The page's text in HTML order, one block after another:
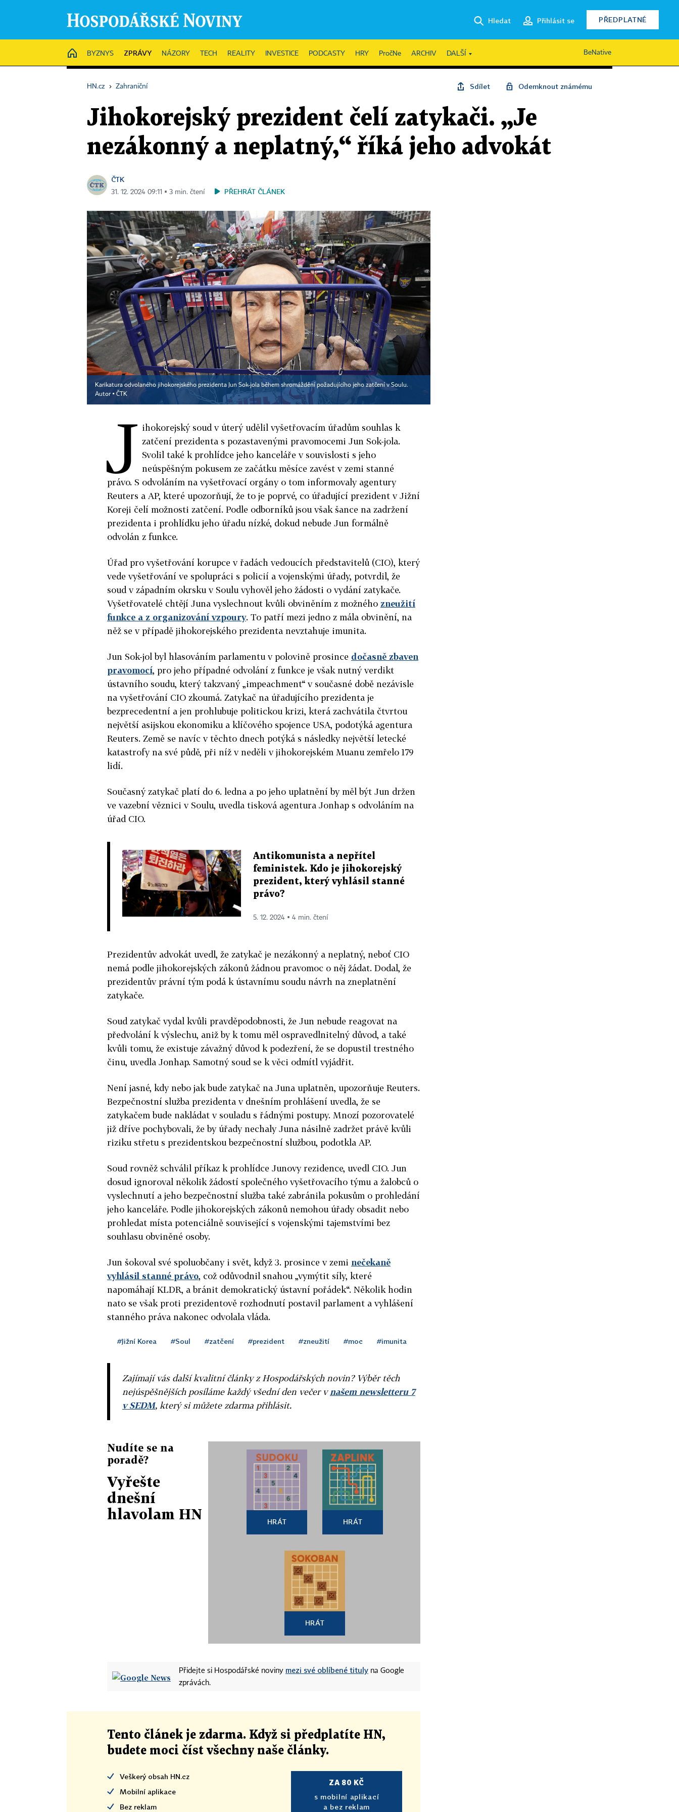
Hledat Přihlásit se PŘEDPLATNÉ
HOME
BYZNYS ZPRÁVY NÁZORY TECH REALITY INVESTICE PODCASTY HRY PročNe ARCHIV DALŠÍ BeNative
HN.cz › Zahraniční Sdílet Odemknout známému
Jihokorejský prezident čelí zatykači. „Je
nezákonný a neplatný,“ říká jeho advokát
ČTK
31. 12. 2024 09:11 ▪ 3 min. čtení PŘEHRÁT ČLÁNEK
Karikatura odvolaného jihokorejského prezidenta Jun Sok-jola během shromáždění požadujícího jeho zatčení v Soulu.
Autor ▪ ČTK
J ihokorejský soud v úterý udělil vyšetřovacím úřadům souhlas k
zatčení prezidenta s pozastavenými pravomocemi Jun Sok-jola.
Svolil také k prohlídce jeho kanceláře v souvislosti s jeho
neúspěšným pokusem ze začátku měsíce zavést v zemi stanné
právo. S odvoláním na vyšetřovací orgány o tom informovaly agentury
Reuters a AP, které upozorňují, že to je poprvé, co úřadující prezident v Jižní
Koreji čelí možnosti zatčení. Podle odborníků jsou však šance na zadržení
prezidenta i prohlídku jeho úřadu nízké, dokud nebude Jun formálně
odvolán z funkce.
Úřad pro vyšetřování korupce v řadách vedoucích představitelů (CIO), který
vede vyšetřování ve spolupráci s policií a vojenskými úřady, potvrdil, že
soud v západním okrsku v Soulu vyhověl jeho žádosti o vydání zatykače.
Vyšetřovatelé chtějí Juna vyslechnout kvůli obviněním z možného zneužití
funkce a z organizování vzpoury. To patří mezi jedno z mála obvinění, na
něž se v případě jihokorejského prezidenta nevztahuje imunita.
Jun Sok-jol byl hlasováním parlamentu v polovině prosince dočasně zbaven
pravomocí, pro jeho případné odvolání z funkce je však nutný verdikt
ústavního soudu, který takzvaný „impeachment“ v současné době nezávisle
na vyšetřování CIO zkoumá. Zatykač na úřadujícího prezidenta je
bezprecedentní a jen prohlubuje politickou krizi, která zachvátila čtvrtou
největší asijskou ekonomiku a klíčového spojence USA, podotýká agentura
Reuters. Země se navíc v těchto dnech potýká s následky největší letecké
katastrofy na své půdě, při níž v neděli v jihokorejském Muanu zemřelo 179
lidí.
Současný zatykač platí do 6. ledna a po jeho uplatnění by měl být Jun držen
ve vazební věznici v Soulu, uvedla tisková agentura Jonhap s odvoláním na
úřad CIO.
Antikomunista a nepřítel
feministek. Kdo je jihokorejský
prezident, který vyhlásil stanné
právo?
5. 12. 2024 ▪ 4 min. čtení
Prezidentův advokát uvedl, že zatykač je nezákonný a neplatný, neboť CIO
nemá podle jihokorejských zákonů žádnou pravomoc o něj žádat. Dodal, že
prezidentův právní tým podá k ústavnímu soudu návrh na zneplatnění
zatykače.
Soud zatykač vydal kvůli pravděpodobnosti, že Jun nebude reagovat na
předvolání k výslechu, aniž by k tomu měl ospravedlnitelný důvod, a také
kvůli tomu, že existuje závažný důvod k podezření, že se dopustil trestného
činu, uvedla Jonhap. Samotný soud se k věci odmítl vyjádřit.
Není jasné, kdy nebo jak bude zatykač na Juna uplatněn, upozorňuje Reuters.
Bezpečnostní služba prezidenta v dnešním prohlášení uvedla, že se
zatykačem bude nakládat v souladu s řádnými postupy. Mnozí pozorovatelé
již dříve pochybovali, že by úřady nechaly Juna násilně zadržet právě kvůli
riziku střetu s prezidentskou bezpečnostní službou, podotkla AP.
Soud rovněž schválil příkaz k prohlídce Junovy rezidence, uvedl CIO. Jun
dosud ignoroval několik žádostí společného vyšetřovacího týmu a žalobců o
vyslechnutí a jeho bezpečnostní služba také zabránila pokusům o prohledání
jeho kanceláře. Podle jihokorejských zákonů nemohou úřady obsadit nebo
prohledat místa potenciálně související s vojenskými tajemstvími bez
souhlasu obviněné osoby.
Jun šokoval své spoluobčany i svět, když 3. prosince v zemi nečekaně
vyhlásil stanné právo, což odůvodnil snahou „vymýtit síly, které
napomáhají KLDR, a bránit demokratický ústavní pořádek“. Několik hodin
nato se však proti prezidentově rozhodnutí postavil parlament a vyhlášení
stanného práva nakonec odvolala vláda.
#Jižní Korea #Soul #zatčení #prezident #zneužití #moc #imunita
Zajímají vás další kvalitní články z Hospodářských novin? Výběr těch
nejúspěšnějších posíláme každý všední den večer vnašem newsletteru 7
v SEDM, který si můžete zdarma přihlásit.
Nudíte se na
poradě?
Vyřešte
dnešní
hlavolam HN
HRÁT HRÁT
HRÁT
Přidejte si Hospodářské noviny mezi své oblíbené tituly na Google
zprávách.
Tento článek je zdarma. Když si předplatíte HN,
budete moci číst všechny naše články.
Veškerý obsah HN.cz
Mobilní aplikace
Bez reklam
ZA 80 KČ
s mobilní aplikací
a bez reklam